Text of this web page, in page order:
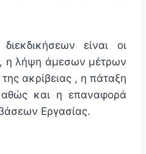
είναι οι
η λήψη άμεσων μέτρων
ακρίβειας , η πάταξη
και η επαναφορά
Εργασίας.